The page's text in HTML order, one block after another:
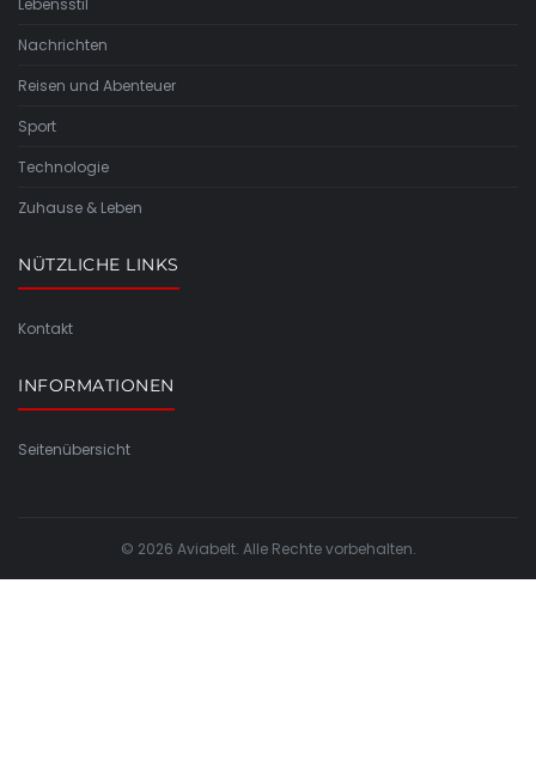
Lebensstil
Nachrichten
Reisen und Abenteuer
Sport
Technologie
Zuhause & Leben
NÜTZLICHE LINKS
Kontakt
INFORMATIONEN
Seitenübersicht
© 2026 Aviabelt. Alle Rechte vorbehalten.